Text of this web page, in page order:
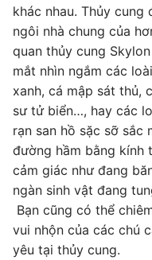
khác nhau. Thủy
ngôi nhà chung của
quan thủy cung
mắt nhìn ngắm các
xanh, cá mập sát thủ,
sư tử biển…, hay các
rạn san hồ sặc sỡ sắc
đường hầm bằng kính
cảm giác như đang
ngàn sinh vật đang
Bạn cũng có thể
vui nhộn của các chú
yêu tại thủy cung.